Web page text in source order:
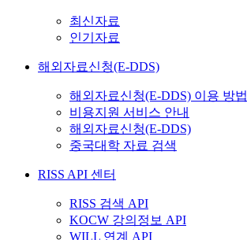
최신자료
인기자료
해외자료신청(E-DDS)
해외자료신청(E-DDS) 이용 방법
비용지원 서비스 안내
해외자료신청(E-DDS)
중국대학 자료 검색
RISS API 센터
RISS 검색 API
KOCW 강의정보 API
WILL 연계 API